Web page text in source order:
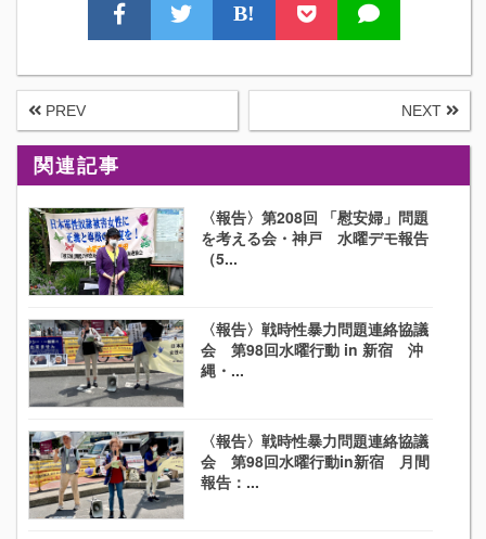
B!
PREV NEXT
関連記事
〈報告〉第208回 「慰安婦」問題
を考える会・神戸 水曜デモ報告
（5...
〈報告〉戦時性暴力問題連絡協議
会 第98回水曜行動 in 新宿 沖
縄・...
〈報告〉戦時性暴力問題連絡協議
会 第98回水曜行動in新宿 月間
報告：...